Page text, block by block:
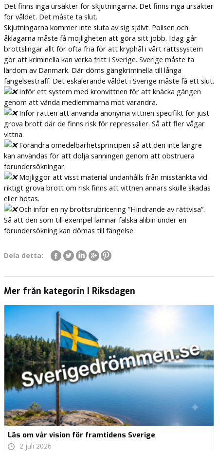
Det finns inga ursäkter för skjutningarna. Det finns inga ursäkter
för våldet. Det måste ta slut.
Skjutningarna kommer inte sluta av sig självt. Polisen och
åklagarna måste få möjligheten att göra sitt jobb. Idag går
brottslingar allt för ofta fria för att kryphål i vårt rättssystem
gör att kriminella kan verka fritt i Sverige. Sverige måste ta
lärdom av Danmark. Där döms gängkriminella till långa
fängelsestraff. Det eskalerande våldet i Sverige måste få ett slut.
Inför ett system med kronvittnen för att knäcka gängen
genom att vända medlemmarna mot varandra.
Inför rätten att använda anonyma vittnen specifikt för just
grova brott där de finns risk för repressalier. Så att fler vågar
vittna.
Förändra omedelbarhetsprincipen så att den inte längre
kan användas för att dölja sanningen genom att obstruera
förundersökningar.
Möjliggör att visst material undanhålls från misstänkta vid
riktigt grova brott om risk finns att vittnen annars skulle skadas
eller hotas.
Och inför en ny brottsrubricering ”Hindrande av rättvisa”.
Så att den som till exempel lämnar falska alibin under en
förundersökning kan dömas till fängelse.
Dela detta:
Mer från kategorin I Riksdagen
Läs om vår vision för framtidens Sverige
2 juli 2026